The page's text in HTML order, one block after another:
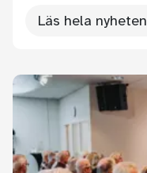
Läs hela nyheten